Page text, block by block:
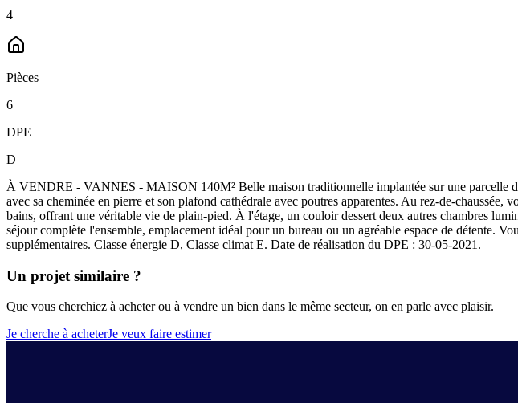
4
Pièces
6
DPE
D
À VENDRE - VANNES - MAISON 140M² Belle maison traditionnelle implantée sur une parcelle
avec sa cheminée en pierre et son plafond cathédrale avec poutres apparentes. Au rez-de-
bains, offrant une véritable vie de plain-pied. À l'étage, un couloir dessert deux autres chambres
séjour complète l'ensemble, emplacement idéal pour un bureau ou un agréable espace de détente.
supplémentaires. Classe énergie D, Classe climat E. Date de réalisation du DPE : 30-05-2021.
Un projet similaire ?
Que vous cherchiez à acheter ou à vendre un bien dans le même secteur, on en parle avec plaisir.
Je cherche à acheterJe veux faire estimer